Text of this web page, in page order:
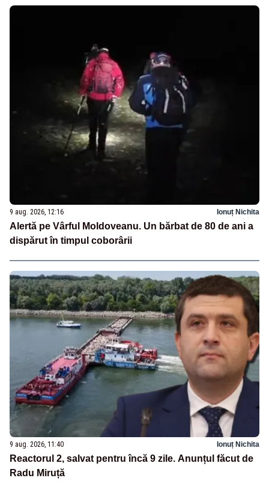
9 aug. 2026, 12:16 Ionuț Nichita
Alertă pe Vârful Moldoveanu. Un bărbat de 80 de ani a
dispărut în timpul coborârii
9 aug. 2026, 11:40 Ionuț Nichita
Reactorul 2, salvat pentru încă 9 zile. Anunțul făcut de
Radu Miruță